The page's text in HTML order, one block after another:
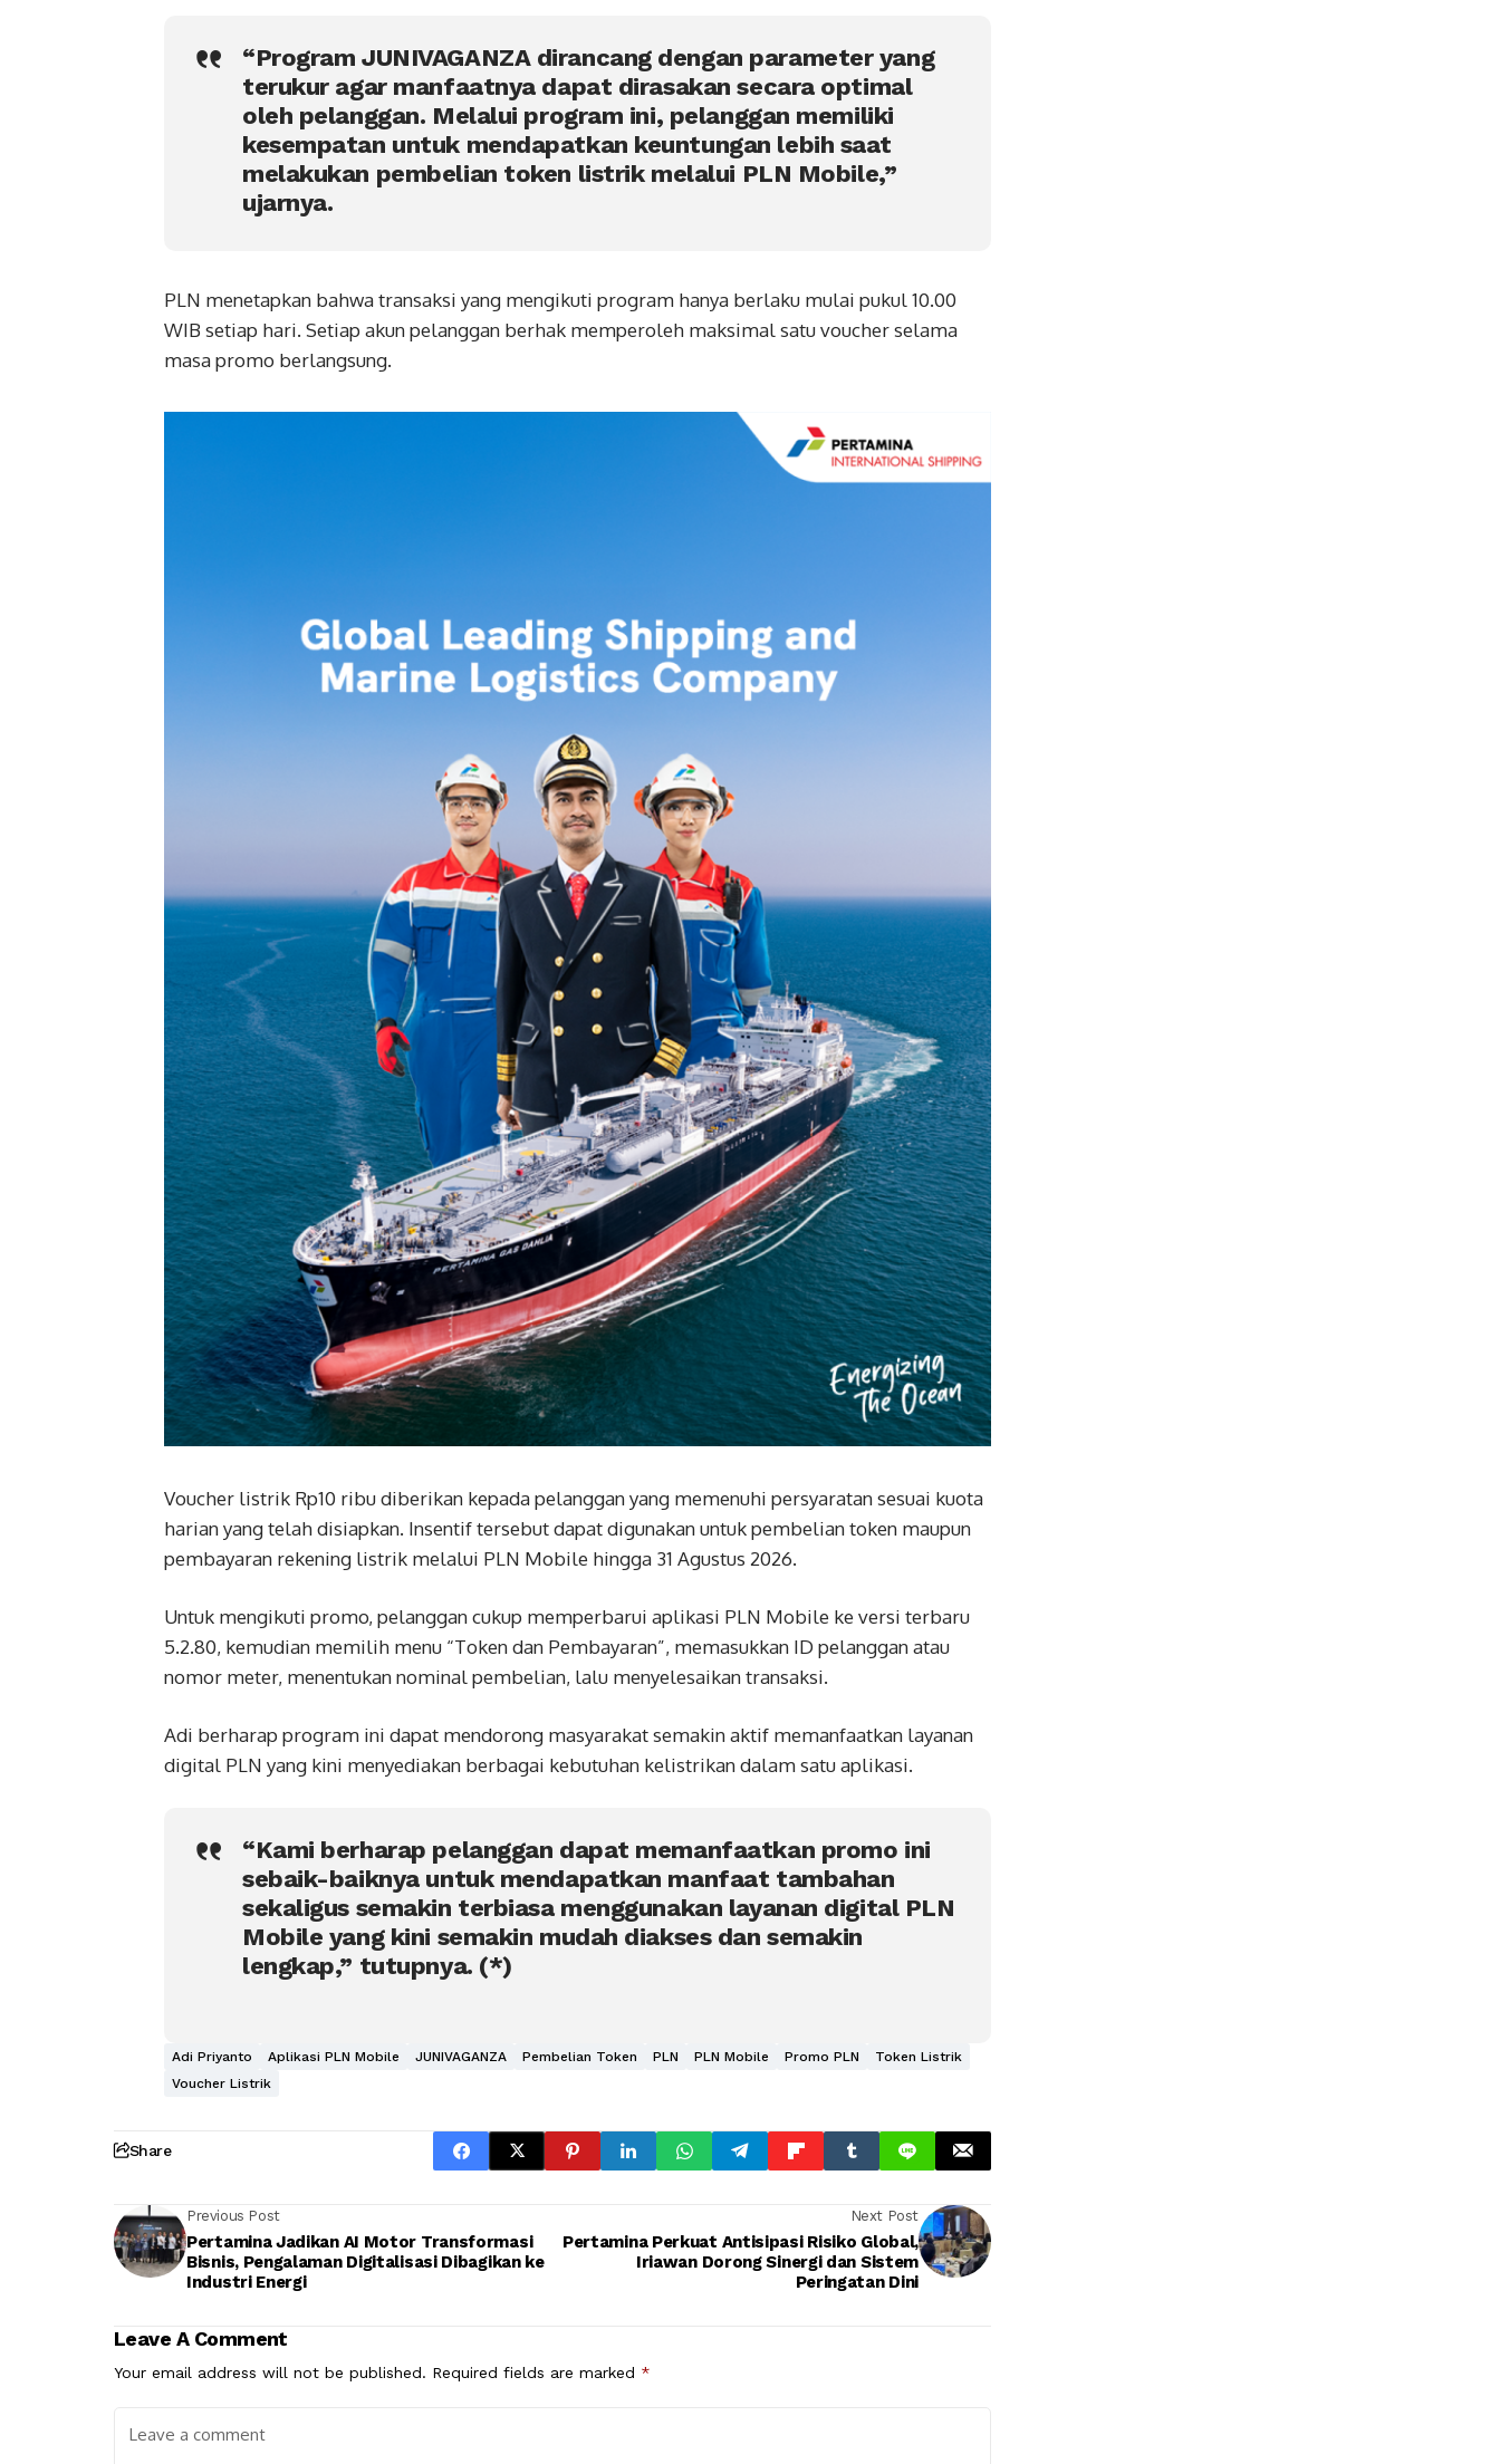
“Program JUNIVAGANZA dirancang dengan parameter yang
terukur agar manfaatnya dapat dirasakan secara optimal
oleh pelanggan. Melalui program ini, pelanggan memiliki
kesempatan untuk mendapatkan keuntungan lebih saat
melakukan pembelian token listrik melalui PLN Mobile,”
ujarnya.
PLN menetapkan bahwa transaksi yang mengikuti program hanya berlaku mulai pukul 10.00
WIB setiap hari. Setiap akun pelanggan berhak memperoleh maksimal satu voucher selama
masa promo berlangsung.
Voucher listrik Rp10 ribu diberikan kepada pelanggan yang memenuhi persyaratan sesuai kuota
harian yang telah disiapkan. Insentif tersebut dapat digunakan untuk pembelian token maupun
pembayaran rekening listrik melalui PLN Mobile hingga 31 Agustus 2026.
Untuk mengikuti promo, pelanggan cukup memperbarui aplikasi PLN Mobile ke versi terbaru
5.2.80, kemudian memilih menu “Token dan Pembayaran”, memasukkan ID pelanggan atau
nomor meter, menentukan nominal pembelian, lalu menyelesaikan transaksi.
Adi berharap program ini dapat mendorong masyarakat semakin aktif memanfaatkan layanan
digital PLN yang kini menyediakan berbagai kebutuhan kelistrikan dalam satu aplikasi.
“Kami berharap pelanggan dapat memanfaatkan promo ini
sebaik-baiknya untuk mendapatkan manfaat tambahan
sekaligus semakin terbiasa menggunakan layanan digital PLN
Mobile yang kini semakin mudah diakses dan semakin
lengkap,” tutupnya. (*)
Adi Priyanto Aplikasi PLN Mobile JUNIVAGANZA Pembelian Token PLN PLN Mobile Promo PLN
Token Listrik
Voucher Listrik
Share
Previous Post
Pertamina Jadikan AI Motor Transformasi
Bisnis, Pengalaman Digitalisasi Dibagikan ke
Industri Energi
Next Post
Pertamina Perkuat Antisipasi Risiko Global,
Iriawan Dorong Sinergi dan Sistem
Peringatan Dini
Leave A Comment
Your email address will not be published. Required fields are marked *